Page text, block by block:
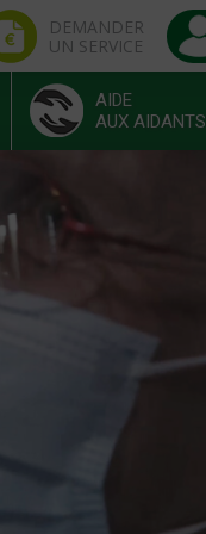
DEMANDER
UN SERVICE
AIDE
AUX AIDANTS